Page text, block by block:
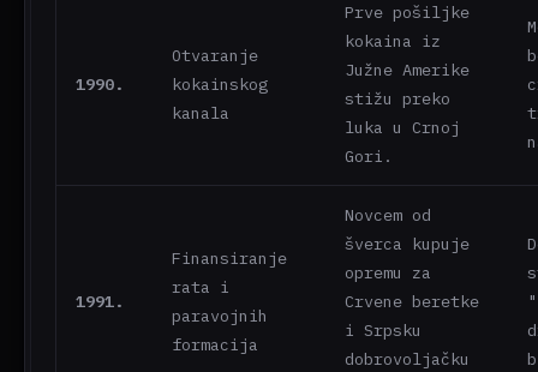
1990.
Otvaranje
kokainskog
kanala
Prve pošiljke
kokaina iz
Južne Amerike
stižu preko
luka u Crnoj
Gori.
1991.
Finansiranje
rata i
paravojnih
formacija
Novcem od
šverca kupuje
opremu za
Crvene beretke
i Srpsku
dobrovoljačku